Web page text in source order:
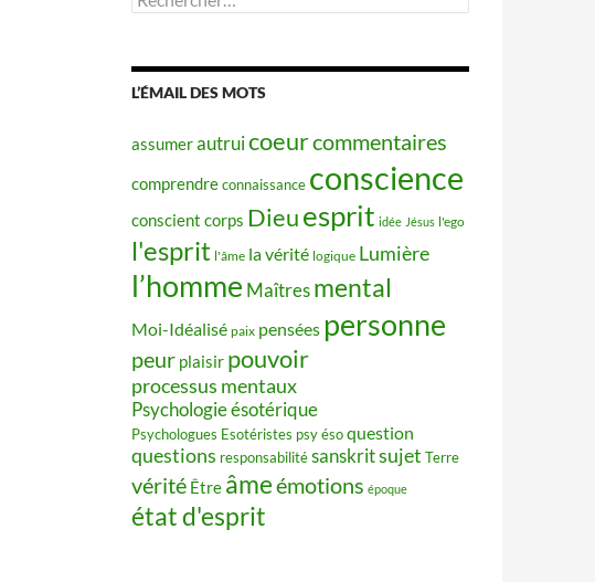
L’ÉMAIL DES MOTS
assumerautruicoeurcommentaires
comprendreconnaissance conscience
conscient corps Dieuesprit idée Jésus l'ego
l'esprit l'âme la vérité logique Lumière
l’homme Maîtres mental
Moi-Idéalisé paix pensées personne
peur plaisir pouvoir
processus mentaux
Psychologie ésotérique
Psychologues Esotéristes psy ésoquestion
questions responsabilitésanskritsujet Terre
vérité Être âmeémotions époque
état d'esprit